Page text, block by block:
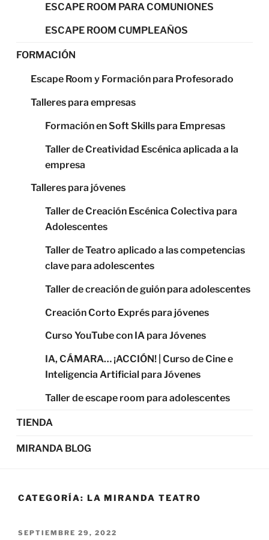
ESCAPE ROOM PARA COMUNIONES
ESCAPE ROOM CUMPLEAÑOS
FORMACIÓN
Escape Room y Formación para Profesorado
Talleres para empresas
Formación en Soft Skills para Empresas
Taller de Creatividad Escénica aplicada a la
empresa
Talleres para jóvenes
Taller de Creación Escénica Colectiva para
Adolescentes
Taller de Teatro aplicado a las competencias
clave para adolescentes
Taller de creación de guión para adolescentes
Creación Corto Exprés para jóvenes
Curso YouTube con IA para Jóvenes
IA, CÁMARA… ¡ACCIÓN! | Curso de Cine e
Inteligencia Artificial para Jóvenes
Taller de escape room para adolescentes
TIENDA
MIRANDA BLOG
CATEGORÍA: LA MIRANDA TEATRO
SEPTIEMBRE 29, 2022